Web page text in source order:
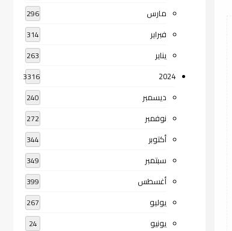
مارس 296
فبراير 314
يناير 263
2024
3316
ديسمبر 240
نوفمبر 272
أكتوبر 344
سبتمبر 349
أغسطس 399
يوليو 267
يونيو 24